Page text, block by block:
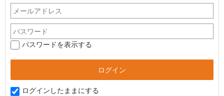
パスワードを表示する
ログインしたままにする